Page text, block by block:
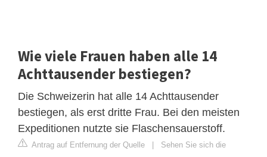
Wie viele Frauen haben alle 14
Achttausender bestiegen?
Die Schweizerin hat alle 14 Achttausender
bestiegen, als erst dritte Frau. Bei den meisten
Expeditionen nutzte sie Flaschensauerstoff.
Antrag auf Entfernung der Quelle
Sehen Sie sich die